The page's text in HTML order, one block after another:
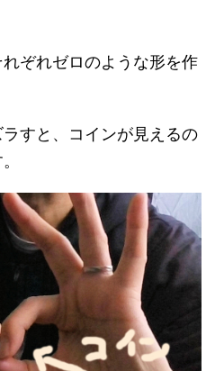
ぞれゼロのような形を作
すと、コインが見えるの